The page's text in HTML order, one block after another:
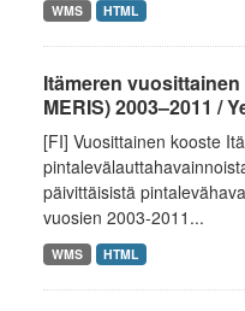
WMS HTML
Itämeren
MERIS) 2003–2011 /
[FI] Vuosittainen kooste
päivittäisistä
vuosien 2003-2011...
WMS HTML